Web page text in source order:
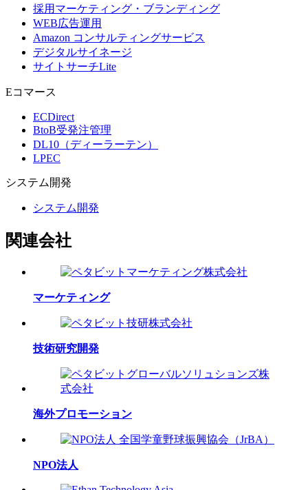
採用マーケティング・ブランディング
WEB広告運用
Amazon コンサルティングサービス
デジタルサイネージ
サイトサーチLite
Eコマース
ECDirect
BtoB受発注管理
DL10（ディーラーテン）
LPEC
システム 開発
システム開発
関連会社
マーケティング
技術研究開発
海外プロモーション
NPO法人